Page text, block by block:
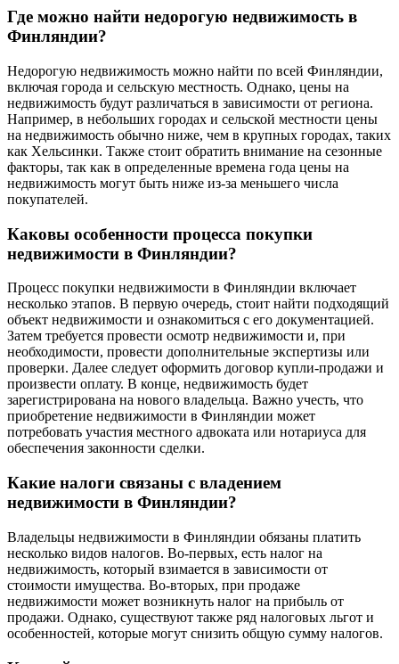
Где можно найти недорогую недвижимость в
Финляндии?
Недорогую недвижимость можно найти по всей Финляндии,
включая города и сельскую местность. Однако, цены на
недвижимость будут различаться в зависимости от региона.
Например, в небольших городах и сельской местности цены
на недвижимость обычно ниже, чем в крупных городах, таких
как Хельсинки. Также стоит обратить внимание на сезонные
факторы, так как в определенные времена года цены на
недвижимость могут быть ниже из-за меньшего числа
покупателей.
Каковы особенности процесса покупки
недвижимости в Финляндии?
Процесс покупки недвижимости в Финляндии включает
несколько этапов. В первую очередь, стоит найти подходящий
объект недвижимости и ознакомиться с его документацией.
Затем требуется провести осмотр недвижимости и, при
необходимости, провести дополнительные экспертизы или
проверки. Далее следует оформить договор купли-продажи и
произвести оплату. В конце, недвижимость будет
зарегистрирована на нового владельца. Важно учесть, что
приобретение недвижимости в Финляндии может
потребовать участия местного адвоката или нотариуса для
обеспечения законности сделки.
Какие налоги связаны с владением
недвижимости в Финляндии?
Владельцы недвижимости в Финляндии обязаны платить
несколько видов налогов. Во-первых, есть налог на
недвижимость, который взимается в зависимости от
стоимости имущества. Во-вторых, при продаже
недвижимости может возникнуть налог на прибыль от
продажи. Однако, существуют также ряд налоговых льгот и
особенностей, которые могут снизить общую сумму налогов.